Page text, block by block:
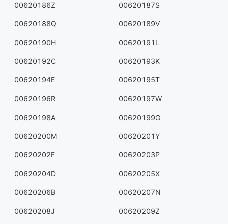
00620186Z 00620187S
00620188Q 00620189V
00620190H 00620191L
00620192C 00620193K
00620194E 00620195T
00620196R 00620197W
00620198A 00620199G
00620200M 00620201Y
00620202F 00620203P
00620204D 00620205X
00620206B 00620207N
00620208J 00620209Z